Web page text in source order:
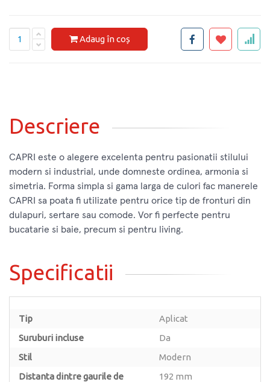
Adaug în coș
Descriere
CAPRI este o alegere excelenta pentru pasionatii stilului
modern si industrial, unde domneste ordinea, armonia si
simetria. Forma simpla si gama larga de culori fac manerele
CAPRI sa poata fi utilizate pentru orice tip de fronturi din
dulapuri, sertare sau comode. Vor fi perfecte pentru
bucatarie si baie, precum si pentru living.
Specificatii
Tip
Aplicat
Suruburi incluse
Da
Stil
Modern
Distanta dintre gaurile de
192 mm